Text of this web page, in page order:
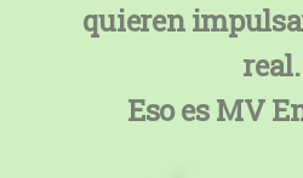
quieren
real.
Eso es MV